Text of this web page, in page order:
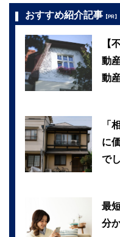
おすすめ紹介記事 【PR】
【
動
動
「
に
で
最
分